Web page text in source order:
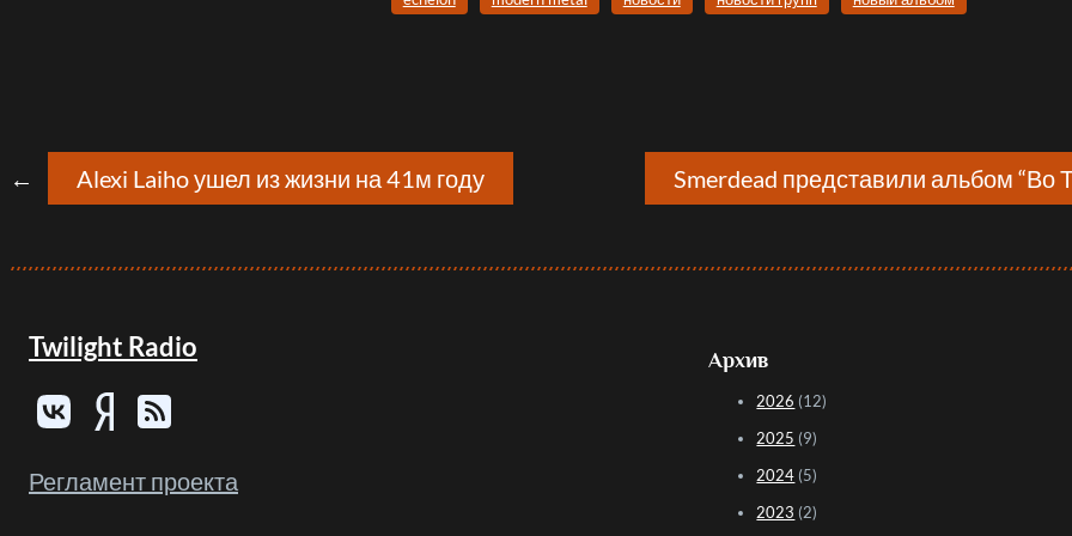
← Alexi Laiho ушел из жизни на 41м году Smerdead представили альбом “Во
Twilight Radio
Регламент проекта
Архив
2026 (12)
2025 (9)
2024 (5)
2023 (2)